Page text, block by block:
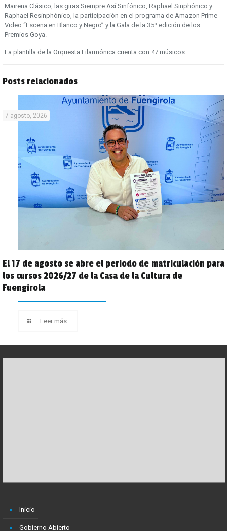
Mairena Clásico, las giras Siempre Así Sinfónico, Raphael Sinphónico y
Raphael Resinphónico, la participación en el programa de Amazon Prime
Video “Escena en Blanco y Negro” y la Gala de la 35º edición de los
Premios Goya.
La plantilla de la Orquesta Filarmónica cuenta con 47 músicos.
Posts relacionados
7 agosto, 2026
El 17 de agosto se abre el periodo de matriculación para
los cursos 2026/27 de la Casa de la Cultura de
Fuengirola
Leer más
Inicio
Gobierno Abierto